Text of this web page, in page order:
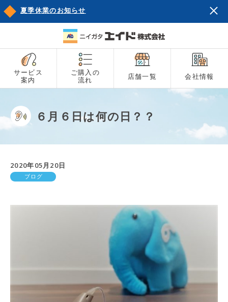
夏季休業のお知らせ
サービス
案内
ご購入の
流れ
店舗一覧 会社情報
６月６日は何の日？？
2020年05月20日
ブログ